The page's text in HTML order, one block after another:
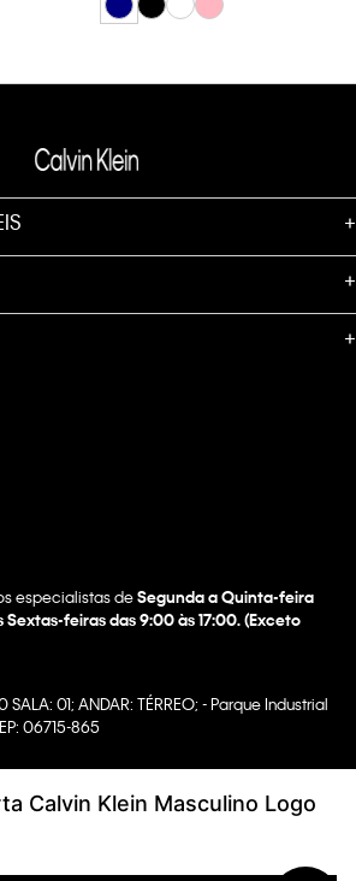
Calvin Klein Masculino Logo
+
+
+
especialistas deSegunda a Quinta-feira
Sextas-feiras das 9:00 às 17:00. (Exceto
01; ANDAR: TÉRREO; - Parque Industrial
06715-865
DE VESTUARIO LTDA.
90